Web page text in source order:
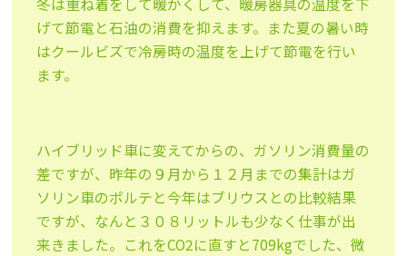
げて節電と石油の消費を抑えます。また夏の暑い時
はクールビズで冷房時の温度を上げて節電を行い
ます。
ハイブリッド車に変えてからの、ガソリン消費量の
差ですが、昨年の９月から１２月までの集計はガ
ソリン車のポルテと今年はブリウスとの比較結果
ですが、なんと３０８リットルも少なく仕事が出
来きました。これをCO2に直すと709kgでした、微